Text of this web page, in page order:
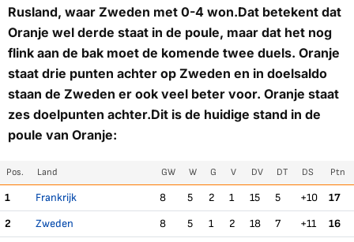
Rusland, waar Zweden met 0-4 won.Dat betekent dat
Oranje wel derde staat in de poule, maar dat het nog
flink aan de bak moet de komende twee duels. Oranje
staat drie punten achter op Zweden en in doelsaldo
staan de Zweden er ook veel beter voor. Oranje staat
zes doelpunten achter.Dit is de huidige stand in de
poule van Oranje:
Pos. Land GW W G V DV DT DS Ptn
1 Frankrijk 8 5 2 1 15 5 +10
17
2
Zweden 8 5 1 2 18 7 +11
16